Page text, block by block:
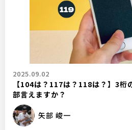
2025.09.02
【104は？117は？118は？】3桁
部言えますか？
矢部 峻一